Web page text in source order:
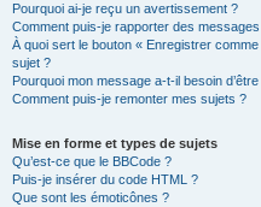
Pourquoi ai-je reçu un avertissement ?
Comment puis-je rapporter des
À quoi sert le bouton « Enregistrer
sujet ?
Pourquoi mon message a-t-il besoin
Comment puis-je remonter mes sujets ?
Mise en forme et types de sujets
Qu’est-ce que le BBCode ?
Puis-je insérer du code HTML ?
Que sont les émoticônes ?